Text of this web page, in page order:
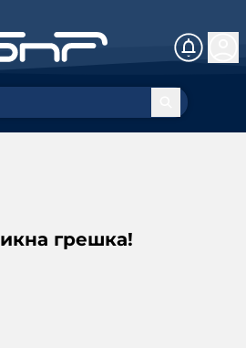
грешка!